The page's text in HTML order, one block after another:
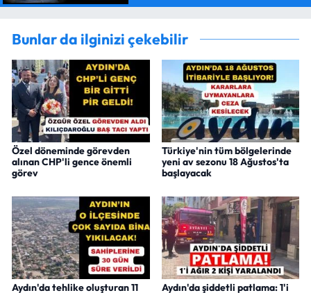
Bunlar da ilginizi çekebilir
Özel döneminde görevden
alınan CHP'li gence önemli
görev
Türkiye'nin tüm bölgelerinde
yeni av sezonu 18 Ağustos'ta
başlayacak
Aydın'da tehlike oluşturan 11
Aydın'da şiddetli patlama: 1'i